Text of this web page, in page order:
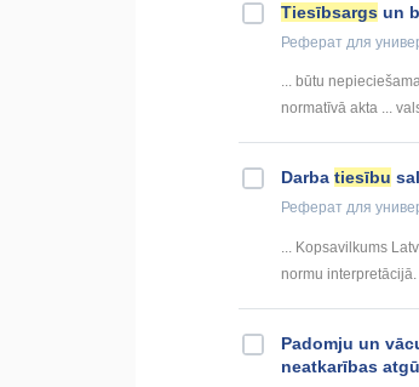
Tiesībsargs un
Реферат для
... būtu
normatīvā akta ...
Darba tiesību
Реферат для
... Kopsavilkums
normu
Padomju un
neatkarības